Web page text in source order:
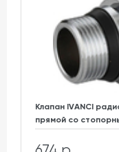
Клапан IVANCI
прямой со